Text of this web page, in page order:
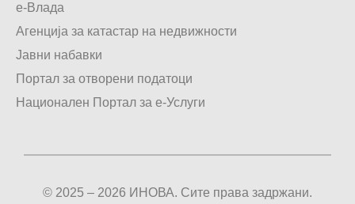
е-Влада
Агенција за катастар на недвижности
Јавни набавки
Портал за отворени податоци
Национален Портал за е-Услуги
© 2025 – 2026 ИНОВА. Сите права задржани.